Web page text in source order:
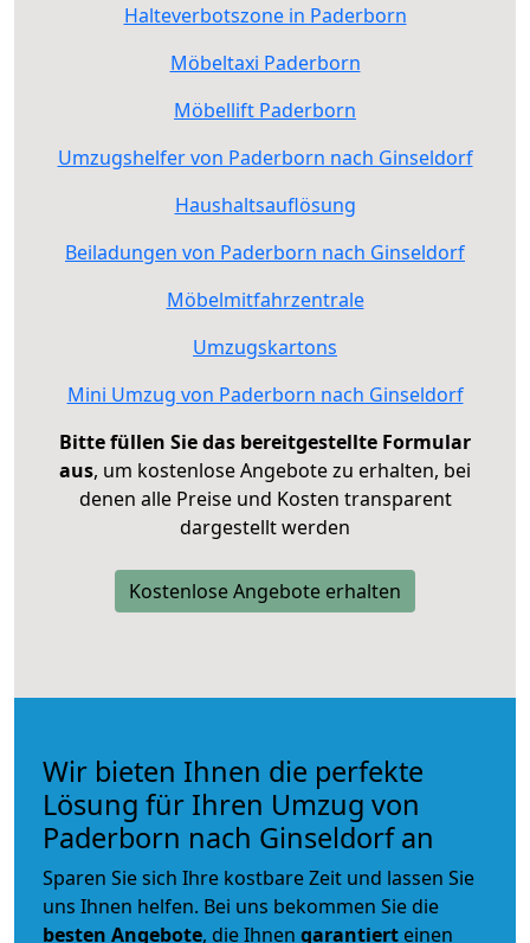
Halteverbotszone in Paderborn
Möbeltaxi Paderborn
Möbellift Paderborn
Umzugshelfer von Paderborn nach Ginseldorf
Haushaltsauflösung
Beiladungen von Paderborn nach Ginseldorf
Möbelmitfahrzentrale
Umzugskartons
Mini Umzug von Paderborn nach Ginseldorf
Bitte füllen Sie das bereitgestellte Formular
aus, um kostenlose Angebote zu erhalten, bei
denen alle Preise und Kosten transparent
dargestellt werden
Kostenlose Angebote erhalten
Wir bieten Ihnen die perfekte
Lösung für Ihren Umzug von
Paderborn nach Ginseldorf an
Sparen Sie sich Ihre kostbare Zeit und lassen Sie
uns Ihnen helfen. Bei uns bekommen Sie die
besten Angebote, die Ihnen garantiert einen